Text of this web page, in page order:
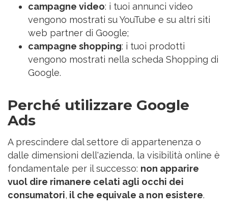
campagne video: i tuoi annunci video
vengono mostrati su YouTube e su altri siti
web partner di Google;
campagne shopping: i tuoi prodotti
vengono mostrati nella scheda Shopping di
Google.
Perché utilizzare Google
Ads
A prescindere dal settore di appartenenza o
dalle dimensioni dell'azienda, la visibilità online è
fondamentale per il successo: non apparire
vuol dire rimanere celati agli occhi dei
consumatori, il che equivale a non esistere.